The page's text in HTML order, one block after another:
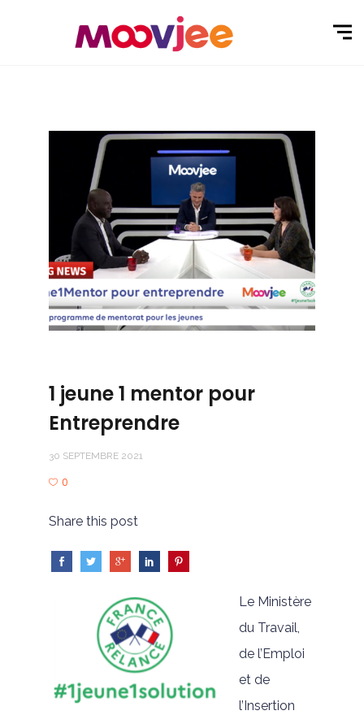
1 jeune 1 mentor pour
Entreprendre
30 SEPTEMBRE 2021
0
Share this post
Le Ministère
du Travail,
de l’Emploi
et de
l’Insertion